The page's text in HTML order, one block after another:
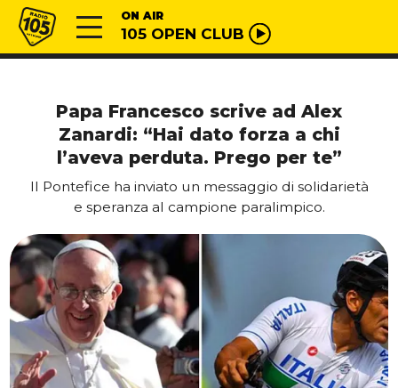
Vai al contenuto
Radio 105 ON AIR
105 OPEN CLUB
Papa Francesco scrive ad Alex
Zanardi: “Hai dato forza a chi
l’aveva perduta. Prego per te”
Il Pontefice ha inviato un messaggio di solidarietà
e speranza al campione paralimpico.